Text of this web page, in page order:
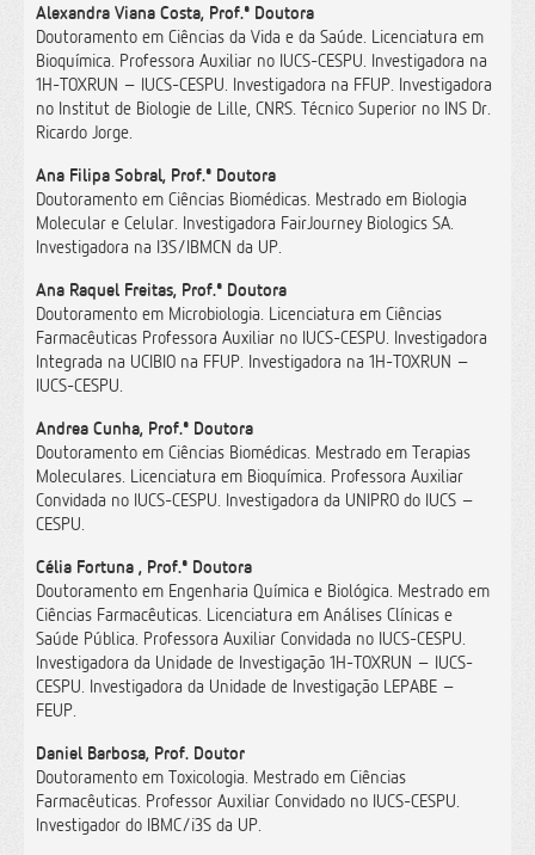
Alexandra Viana Costa, Prof.ª Doutora
Doutoramento em Ciências da Vida e da Saúde. Licenciatura em
Bioquímica. Professora Auxiliar no IUCS-CESPU. Investigadora na
1H-TOXRUN – IUCS-CESPU. Investigadora na FFUP. Investigadora
no Institut de Biologie de Lille, CNRS. Técnico Superior no INS Dr.
Ricardo Jorge.
Ana Filipa Sobral, Prof.ª Doutora
Doutoramento em Ciências Biomédicas. Mestrado em Biologia
Molecular e Celular. Investigadora FairJourney Biologics SA.
Investigadora na I3S/IBMCN da UP.
Ana Raquel Freitas, Prof.ª Doutora
Doutoramento em Microbiologia. Licenciatura em Ciências
Farmacêuticas Professora Auxiliar no IUCS-CESPU. Investigadora
Integrada na UCIBIO na FFUP. Investigadora na 1H-TOXRUN –
IUCS-CESPU.
Andrea Cunha, Prof.ª Doutora
Doutoramento em Ciências Biomédicas. Mestrado em Terapias
Moleculares. Licenciatura em Bioquímica. Professora Auxiliar
Convidada no IUCS-CESPU. Investigadora da UNIPRO do IUCS –
CESPU.
Célia Fortuna , Prof.ª Doutora
Doutoramento em Engenharia Química e Biológica. Mestrado em
Ciências Farmacêuticas. Licenciatura em Análises Clínicas e
Saúde Pública. Professora Auxiliar Convidada no IUCS-CESPU.
Investigadora da Unidade de Investigação 1H-TOXRUN – IUCS-
CESPU. Investigadora da Unidade de Investigação LEPABE –
FEUP.
Daniel Barbosa, Prof. Doutor
Doutoramento em Toxicologia. Mestrado em Ciências
Farmacêuticas. Professor Auxiliar Convidado no IUCS-CESPU.
Investigador do IBMC/i3S da UP.